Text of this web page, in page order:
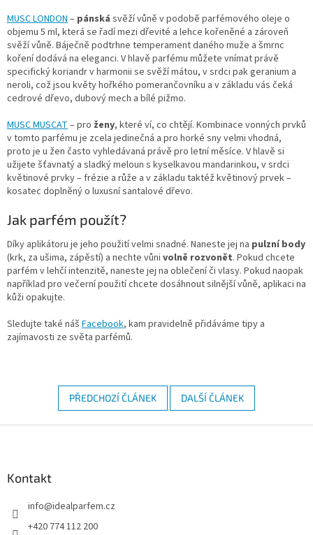
MUSC LONDON – pánská svěží vůně v podobě parfémového oleje o
objemu 5 ml, která se řadí mezi dřevité a lehce kořeněné a zároveň
svěží vůně. Báječně podtrhne temperament daného muže a šmrnc
koření dodává na eleganci. V hlavě parfému můžete vnímat právě
specifický koriandr v harmonii se svěží mátou, v srdci pak geranium a
neroli, což jsou květy hořkého pomerančovníku a v základu vás čeká
cedrové dřevo, dubový mech a bílé pižmo.
MUSC MUSCAT – pro ženy, které ví, co chtějí. Kombinace vonných prvků
v tomto parfému je zcela jedinečná a pro horké sny velmi vhodná,
proto je u žen často vyhledávaná právě pro letní měsíce. V hlavě si
užijete šťavnatý a sladký meloun s kyselkavou mandarinkou, v srdci
květinové prvky – frézie a růže a v základu taktéž květinový prvek –
kosatec doplněný o luxusní santalové dřevo.
Jak parfém použít?
Díky aplikátoru je jeho použití velmi snadné. Naneste jej na pulzní body
(krk, za ušima, zápěstí) a nechte vůni volně rozvonět. Pokud chcete
parfém v lehčí intenzitě, naneste jej na oblečení či vlasy. Pokud naopak
například pro večerní použití chcete dosáhnout silnější vůně, aplikaci na
kůži opakujte.
Sledujte také náš Facebook, kam pravidelně přidáváme tipy a
zajímavosti ze světa parfémů.
PŘEDCHOZÍ ČLÁNEK DALŠÍ ČLÁNEK
Kontakt
info@idealparfem.cz
+420 774 112 200